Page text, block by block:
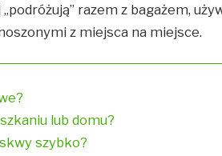
razem z bagażem,
z miejsca na miejsce.
lub domu?
szybko?